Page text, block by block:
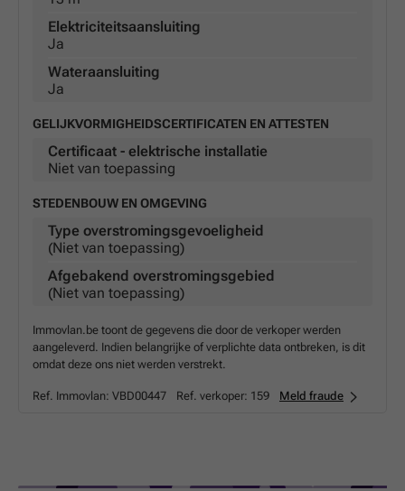
Elektriciteitsaansluiting
Ja
Wateraansluiting
Ja
GELIJKVORMIGHEIDSCERTIFICATEN EN ATTESTEN
Certificaat - elektrische installatie
Niet van toepassing
STEDENBOUW EN OMGEVING
Type overstromingsgevoeligheid
(Niet van toepassing)
Afgebakend overstromingsgebied
(Niet van toepassing)
Immovlan.be toont de gegevens die door de verkoper werden
aangeleverd. Indien belangrijke of verplichte data ontbreken, is dit
omdat deze ons niet werden verstrekt.
Ref. Immovlan: VBD00447 Ref. verkoper: 159 Meld fraude